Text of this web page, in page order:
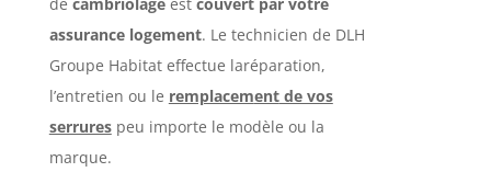
de cambriolage estcouvert par votre
assurance logement. Le technicien de DLH
Groupe Habitat effectue laréparation,
l’entretien ou le remplacementde vos
serrurespeu importe le modèle ou la
marque.